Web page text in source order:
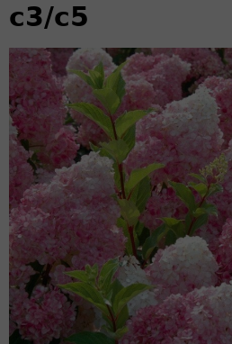
с3/с5